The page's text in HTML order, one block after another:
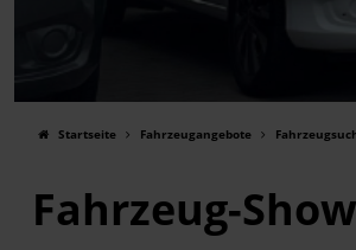
Startseite Fahrzeugangebote
Fahrzeug-